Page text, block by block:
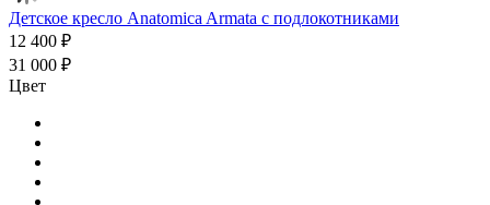
Детское кресло Anatomica Armata с подлокотниками
12 400 ₽
31 000 ₽
Цвет